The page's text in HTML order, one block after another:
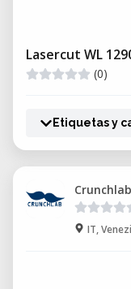
Lasercut WL
(0)
Etiquetas y
Crunchlab
IT,